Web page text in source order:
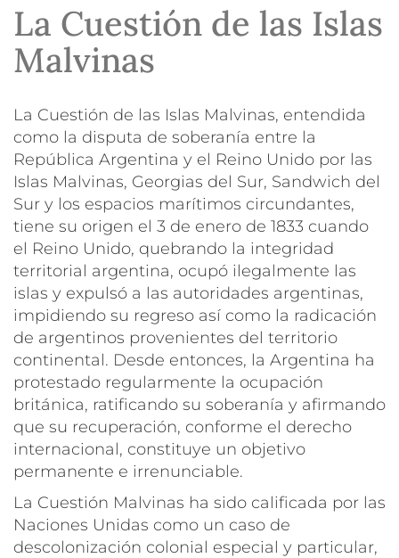
La Cuestión de las Islas
Malvinas
La Cuestión de las Islas Malvinas, entendida
como la disputa de soberanía entre la
República Argentina y el Reino Unido por las
Islas Malvinas, Georgias del Sur, Sandwich del
Sur y los espacios marítimos circundantes,
tiene su origen el 3 de enero de 1833 cuando
el Reino Unido, quebrando la integridad
territorial argentina, ocupó ilegalmente las
islas y expulsó a las autoridades argentinas,
impidiendo su regreso así como la radicación
de argentinos provenientes del territorio
continental. Desde entonces, la Argentina ha
protestado regularmente la ocupación
británica, ratificando su soberanía y afirmando
que su recuperación, conforme el derecho
internacional, constituye un objetivo
permanente e irrenunciable.
La Cuestión Malvinas ha sido calificada por las
Naciones Unidas como un caso de
descolonización colonial especial y particular,